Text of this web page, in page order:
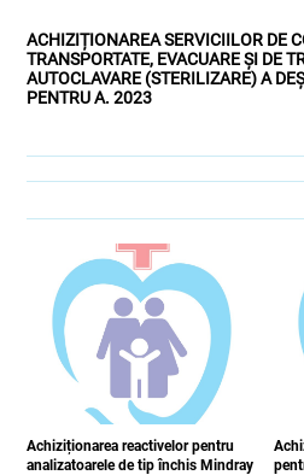
ACHIZIȚIONAREA SERVICIILOR DE
TRANSPORTATE, EVACUARE ȘI DE
AUTOCLAVARE (STERILIZARE) A
PENTRU A. 2023
Achiziționarea reactivelor pentru
analizatoarele de tip închis Mindray